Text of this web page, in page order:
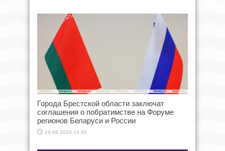
Города Брестской области заключат
соглашения о побратимстве на Форуме
регионов Беларуси и России
24.06.2026 14:45